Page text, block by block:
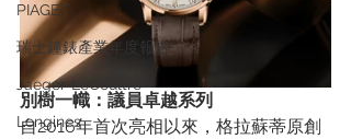
PIAGET
瑞士鐘錶產業年度報告
Jaeger-LeCoultre
Longines
別樹一幟：議員卓越系列
自2016年首次亮相以來，格拉蘇蒂原創